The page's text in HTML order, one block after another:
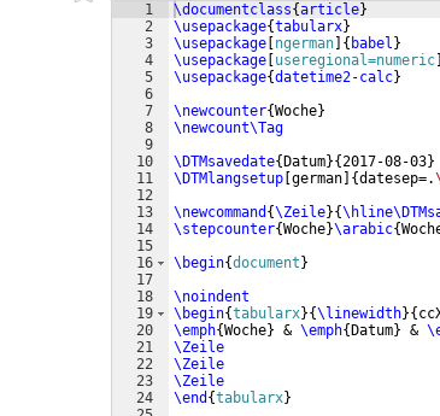
1
2
3
4
5
6
7
8
9
10
11
12
13
14
15
16
17
18
19
20
21
22
23
24
\documentclass{article}
\usepackage{tabularx}
\usepackage ngerman { babel }
\usepackage useregional=numeric
\usepackage{datetime2-calc}
\newcounter{Woche}
\newcount\Tag
\DTMsavedate{ Datum}{2017-08-03}
\DTMlangsetup german {datesep=.
\newcommand {\Zeile}{
\stepcounter{Woche}\arabic{
\begin{document }
\noindent
\begin{tabularx}{\linewidth}{
\emph{Woche} & \emph{ Datum} &
\Zeile
\Zeile
\Zeile
\end {tabularx}